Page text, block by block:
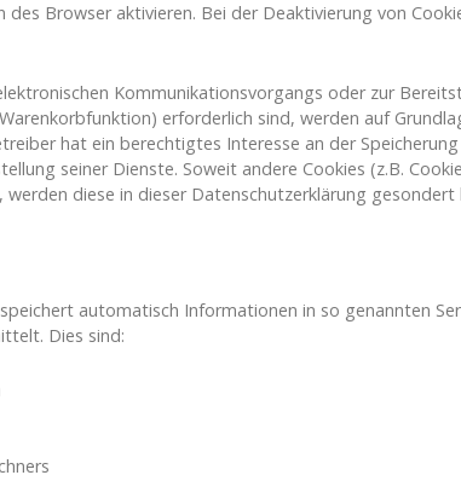
des Browser aktivieren. Bei der Deaktivierung von
Kommunikationsvorgangs oder zur
erforderlich sind, werden auf
hat ein berechtigtes Interesse an der
seiner Dienste. Soweit andere Cookies (z.B.
diese in dieser Datenschutzerklärung gesondert
automatisch Informationen in so genannten
Dies sind: